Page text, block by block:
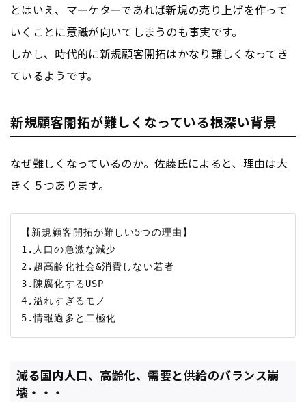
とはいえ、マーケターであれば新規の売り上げを作って
いくことに意識が向いてしまうのも事実です。
しかし、時代的に新規顧客開拓はかなり難しくなってき
ているようです。
新規顧客開拓が難しくなっている根深い背景
なぜ難しくなっているのか。佐藤氏によると、理由は大
きく５つあります。
【新規顧客開拓が難しい5つの理由】
1.人口の急激な減少
2.超高齢化社会&消費しない若者
3.陳腐化するUSP
4,溢れすぎるモノ
減る国内人口、高齢化、需要と供給のバランス崩
壊・・・